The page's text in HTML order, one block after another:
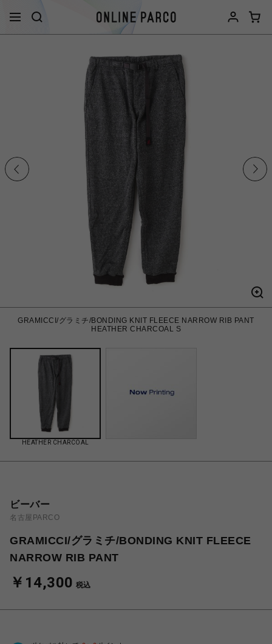
GRAMICCI/グラミチ/BONDING KNIT FLEECE NARROW RIB PANT
HEATHER CHARCOAL S
HEATHER CHARCOAL
ビーバー
名古屋PARCO
GRAMICCI/グラミチ/BONDING KNIT FLEECE
NARROW RIB PANT
￥14,300 税込